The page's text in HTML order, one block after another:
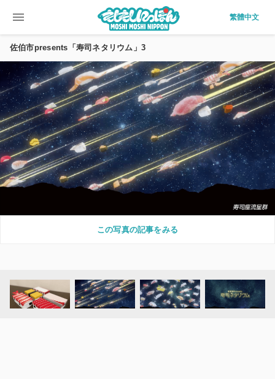
menu 繁體中文
佐伯市presents「寿司ネタリウム」3
この写真の記事をみる